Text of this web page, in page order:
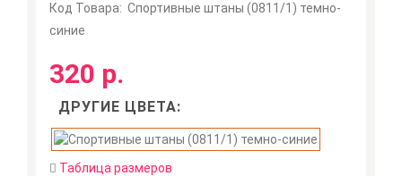
Код Товара: Спортивные штаны (0811/1) темно-
синие
320 р.
ДРУГИЕ ЦВЕТА:
Таблица размеров